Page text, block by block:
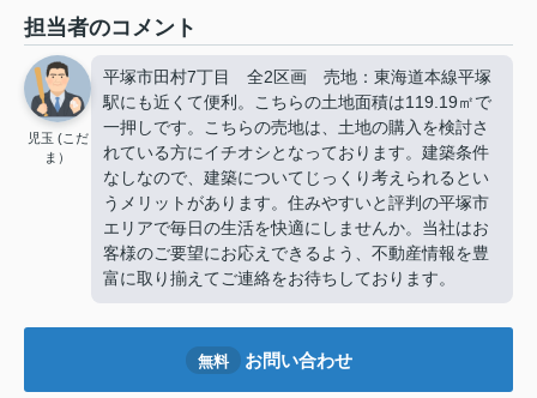
担当者のコメント
児玉 (こだ
ま）
平塚市田村7丁目 全2区画 売地：東海道本線平塚
駅にも近くて便利。こちらの土地面積は119.19㎡で
一押しです。こちらの売地は、土地の購入を検討さ
れている方にイチオシとなっております。建築条件
なしなので、建築についてじっくり考えられるとい
うメリットがあります。住みやすいと評判の平塚市
エリアで毎日の生活を快適にしませんか。当社はお
客様のご要望にお応えできるよう、不動産情報を豊
富に取り揃えてご連絡をお待ちしております。
無料 お問い合わせ